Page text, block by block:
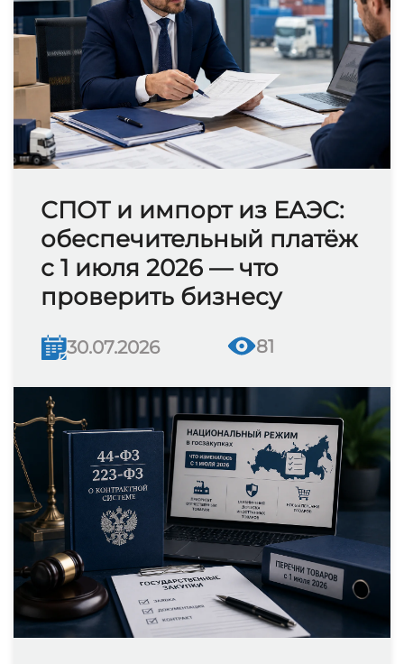
СПОТ и импорт из ЕАЭС:
обеспечительный платёж
с 1 июля 2026 — что
проверить бизнесу
30.07.2026 81